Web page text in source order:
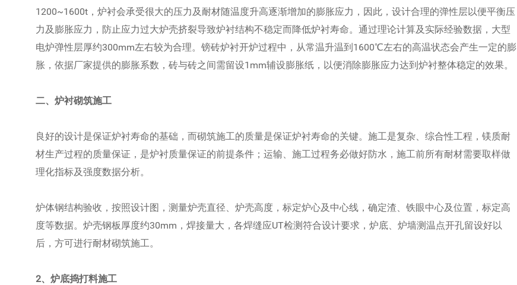
1200~1600t，炉衬会承受很大的压力及耐材随温度升高逐渐增加的膨胀应力，因此，设计合理的弹性层以便平衡压
力及膨胀应力，防止应力过大炉壳挤裂导致炉衬结构不稳定而降低炉衬寿命。通过理论计算及实际经验数据，大型
电炉弹性层厚约300mm左右较为合理。镑砖炉衬开炉过程中，从常温升温到1600℃左右的高温状态会产生一定的膨
胀，依据厂家提供的膨胀系数，砖与砖之间需留设1mm辅设膨胀纸，以便消除膨胀应力达到炉衬整体稳定的效果。
二、炉衬砌筑施工
良好的设计是保证炉衬寿命的基础，而砌筑施工的质量是保证炉衬寿命的关键。施工是复杂、综合性工程，镁质耐
材生产过程的质量保证，是炉衬质量保证的前提条件；运输、施工过程务必做好防水，施工前所有耐材需要取样做
理化指标及强度数据分析。
炉体钢结构验收，按照设计图，测量炉壳直径、炉壳高度，标定炉心及中心线，确定渣、铁眼中心及位置，标定高
度等数据。炉壳钢板厚度约30mm，焊接量大，各焊缝应UT检测符合设计要求，炉底、炉墙测温点开孔留设好以
后，方可进行耐材砌筑施工。
2、炉底捣打料施工